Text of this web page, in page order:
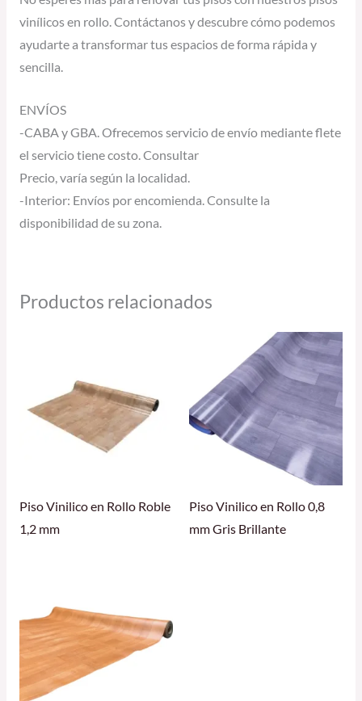
vinílicos en rollo. Contáctanos y descubre cómo podemos
ayudarte a transformar tus espacios de forma rápida y
sencilla.
ENVÍOS
-CABA y GBA. Ofrecemos servicio de envío mediante flete
el servicio tiene costo. Consultar
Precio, varía según la localidad.
-Interior: Envíos por encomienda. Consulte la
disponibilidad de su zona.
Productos relacionados
Piso Vinilico en Rollo Roble
1,2 mm
Piso Vinilico en Rollo 0,8
mm Gris Brillante